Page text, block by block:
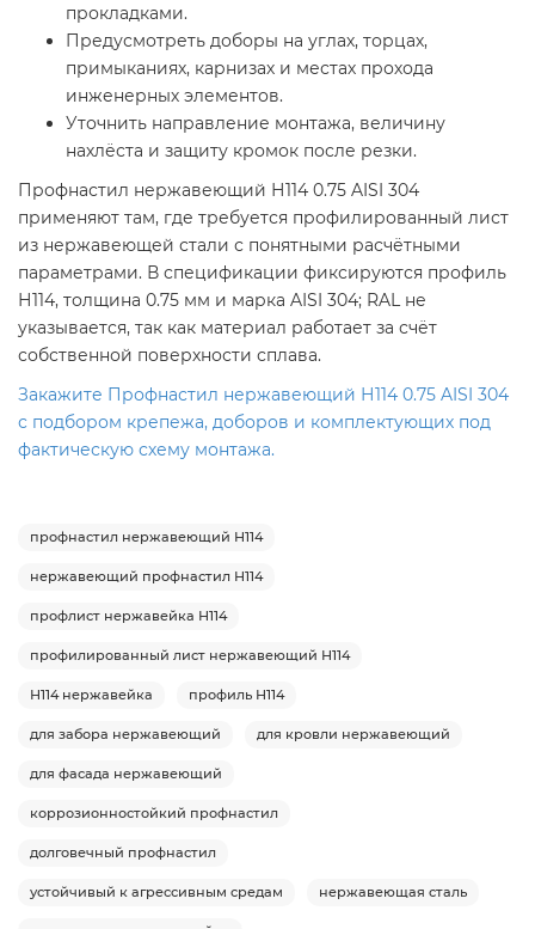
прокладками.
Предусмотреть доборы на углах, торцах,
примыканиях, карнизах и местах прохода
инженерных элементов.
Уточнить направление монтажа, величину
нахлёста и защиту кромок после резки.
Профнастил нержавеющий Н114 0.75 AISI 304
применяют там, где требуется профилированный лист
из нержавеющей стали с понятными расчётными
параметрами. В спецификации фиксируются профиль
Н114, толщина 0.75 мм и марка AISI 304; RAL не
указывается, так как материал работает за счёт
собственной поверхности сплава.
Закажите Профнастил нержавеющий Н114 0.75 AISI 304
с подбором крепежа, доборов и комплектующих под
фактическую схему монтажа.
профнастил нержавеющий Н114
нержавеющий профнастил Н114
профлист нержавейка Н114
профилированный лист нержавеющий Н114
Н114 нержавейка профиль Н114
для забора нержавеющий для кровли нержавеющий
для фасада нержавеющий
коррозионностойкий профнастил
долговечный профнастил
устойчивый к агрессивным средам нержавеющая сталь